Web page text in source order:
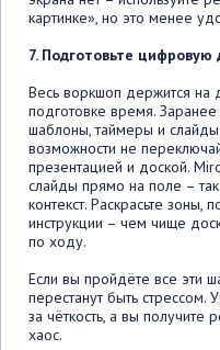
картинке», но это менее
7. Подготовьте
Весь воркшоп держится на
подготовке время.
шаблоны, таймеры и
возможности не
презентацией и доской.
слайды прямо на поле –
контекст. Раскрасьте зоны,
инструкции – чем чище
по ходу.
Если вы пройдёте все эти
перестанут быть стрессом.
за чёткость, а вы получите
хаос.